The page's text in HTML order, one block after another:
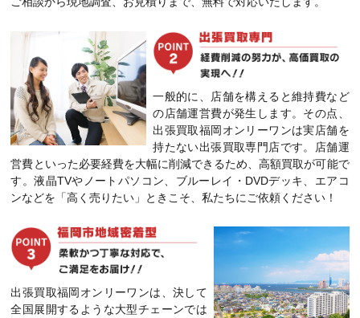
一般的に、店舗を構えると維持費など
の店舗運営費が発生します。その点、
出張買取福岡オンリーワンは実店舗を
持たない出張買取専門店です。店舗運
営費といった必要経費を大幅に削減できるため、高額買取が可能で
す。液晶TVやノートパソコン、ブルーレイ・DVDデッキ、エアコ
ンなどを「高く売りたい」ときこそ、私たちにご依頼ください！
出張買取福岡オンリーワンは、決して
全国展開するような大型チェーンでは